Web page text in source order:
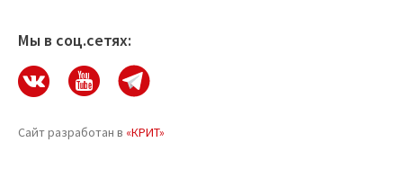
Мы в соц.сетях:
Сайт разработан в «КРИТ»